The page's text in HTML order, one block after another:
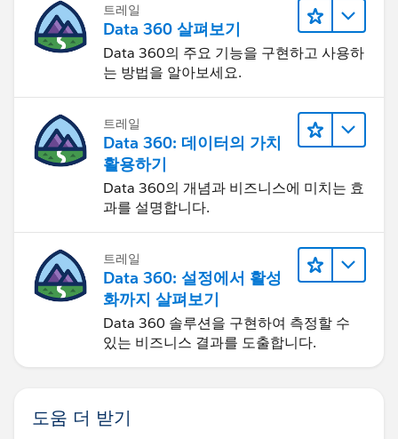
트레일
Data 360 살펴보기
Data 360의 주요 기능을 구현하고 사용하
는 방법을 알아보세요.
트레일
Data 360: 데이터의 가치
활용하기
Data 360의 개념과 비즈니스에 미치는 효
과를 설명합니다.
트레일
Data 360: 설정에서 활성
화까지 살펴보기
Data 360 솔루션을 구현하여 측정할 수
있는 비즈니스 결과를 도출합니다.
도움 더 받기